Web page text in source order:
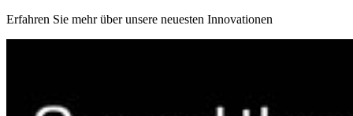
Erfahren Sie mehr über unsere neuesten Innovationen